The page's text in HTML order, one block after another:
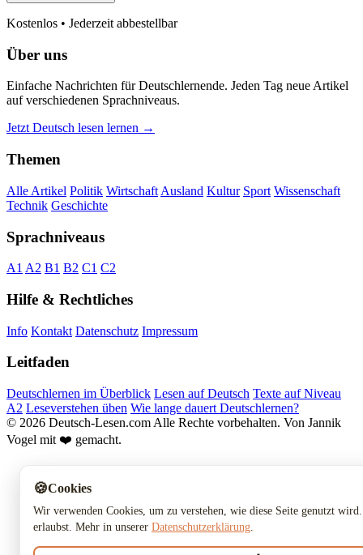
Kostenlos • Jederzeit abbestellbar
Über uns
Einfache Nachrichten für Deutschlernende. Jeden Tag neue Artikel
auf verschiedenen Sprachniveaus.
Jetzt Deutsch lesen lernen →
Themen
Alle Artikel Politik Wirtschaft Ausland Kultur Sport Wissenschaft
Technik Geschichte
Sprachniveaus
A1 A2 B1 B2 C1 C2
Hilfe & Rechtliches
Info Kontakt Datenschutz Impressum
Leitfaden
Deutschlernen im Überblick Lesen auf Deutsch Texte auf Niveau
A2 Leseverstehen üben Wie lange dauert Deutschlernen?
© 2026 Deutsch-Lesen.com Alle Rechte vorbehalten. Von Jannik
Vogel mit ❤️ gemacht.
🍪Cookies
Wir verwenden Cookies, um zu verstehen, wie diese Seite genutzt
erlaubst. Mehr in unserer Datenschutzerklärung